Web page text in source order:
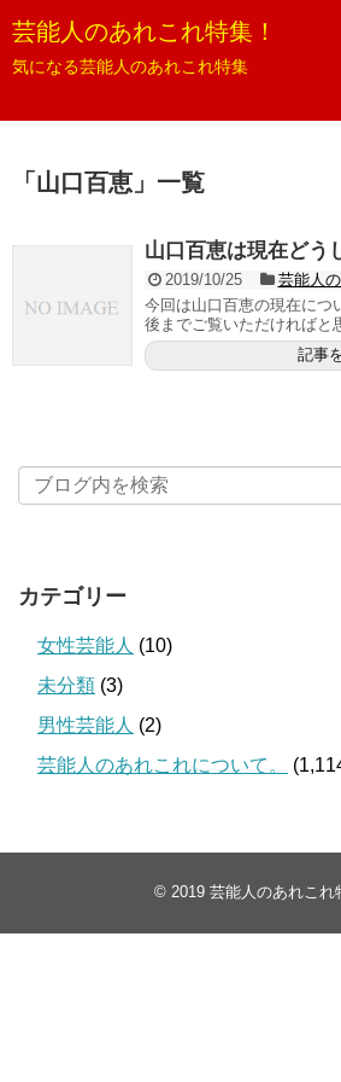
芸能人のあれこれ特集！
気になる芸能人のあれこれ特集
「 山口百恵 」 一覧
山口百恵は現在どう
2019/10/25
芸能人
今回は山口百恵の現在につ
後までご覧いただければと
記事
カテゴリー
女性芸能人 (10)
未分類 (3)
男性芸能人 (2)
芸能人のあれこれについて。
© 2019 芸能人のあれこれ